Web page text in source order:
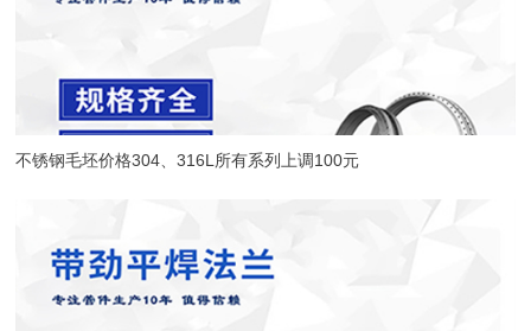
不锈钢毛坯价格304、316L所有系列上调100元